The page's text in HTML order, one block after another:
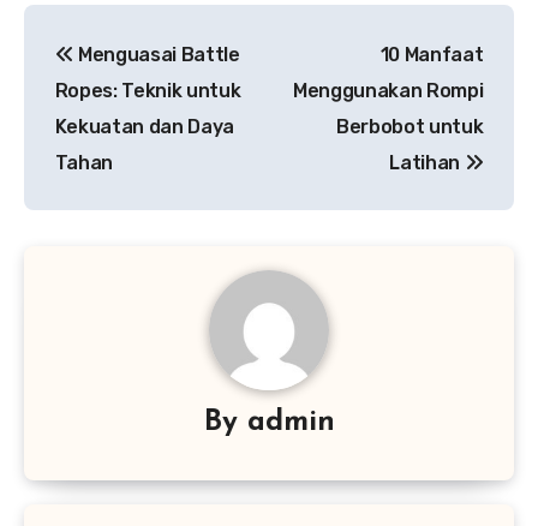
pos
Menguasai Battle
Ropes: Teknik untuk
Kekuatan dan Daya
Tahan
10 Manfaat
Menggunakan Rompi
Berbobot untuk
Latihan
By admin